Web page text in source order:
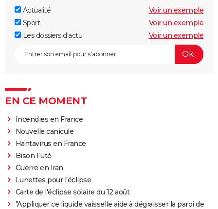
Actualité
Voir un exemple
Sport
Voir un exemple
Les dossiers d'actu
Voir un exemple
EN CE MOMENT
Incendies en France
Nouvelle canicule
Hantavirus en France
Bison Futé
Guerre en Iran
Lunettes pour l'éclipse
Carte de l'éclipse solaire du 12 août
"Appliquer ce liquide vaisselle aide à dégraisser la paroi de